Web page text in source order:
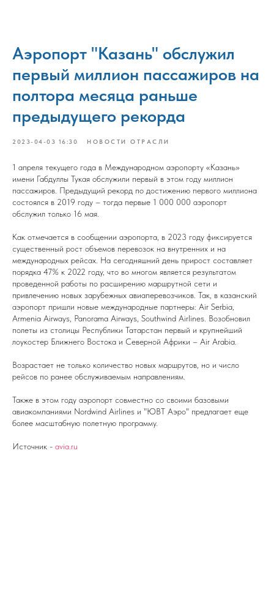
Аэропорт "Казань" обслужил
первый миллион пассажиров на
полтора месяца раньше
предыдущего рекорда
2023-04-03 16:30 НОВОСТИ ОТРАСЛИ
1 апреля текущего года в Международном аэропорту «Казань»
имени Габдуллы Тукая обслужили первый в этом году миллион
пассажиров. Предыдущий рекорд по достижению первого миллиона
состоялся в 2019 году – тогда первые 1 000 000 аэропорт
обслужил только 16 мая.
Как отмечается в сообщении аэропорта, в 2023 году фиксируется
существенный рост объемов перевозок на внутренних и на
международных рейсах. На сегодняшний день прирост составляет
порядка 47% к 2022 году, что во многом является результатом
проведенной работы по расширению маршрутной сети и
привлечению новых зарубежных авиаперевозчиков. Так, в казанский
аэропорт пришли новые международные партнеры: Air Serbia,
Armenia Airways, Panorama Airways, Southwind Airlines. Возобновил
полеты из столицы Республики Татарстан первый и крупнейший
лоукостер Ближнего Востока и Северной Африки – Air Arabia.
Возрастает не только количество новых маршрутов, но и число
рейсов по ранее обслуживаемым направлениям.
Также в этом году аэропорт совместно со своими базовыми
авиакомпаниями Nordwind Airlines и "ЮВТ Аэро" предлагает еще
более масштабную полетную программу.
Источник - avia.ru